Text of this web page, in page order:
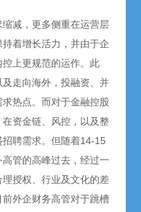
减，更多侧重在运营层
着增长活力，并由于企
上更规范的运作。此
走向海外，投融资、并
热点。而对于金融控股
资金链、风控，以及整
聘需求。但随着14-15
管的高峰过去，经过一
授权、行业及文化的差
外企财务高管对于跳槽